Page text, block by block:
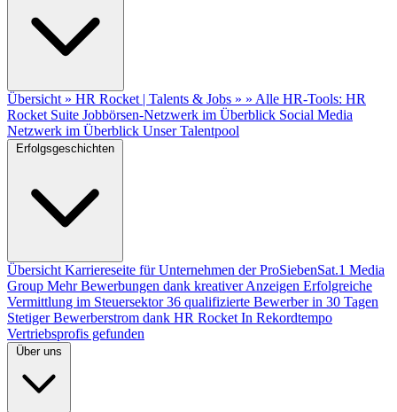
Übersicht » HR Rocket | Talents & Jobs » » Alle HR-Tools: HR
Rocket Suite Jobbörsen-Netzwerk im Überblick Social Media
Netzwerk im Überblick Unser Talentpool
Übersicht Karriereseite für Unternehmen der ProSiebenSat.1 Media
Group Mehr Bewerbungen dank kreativer Anzeigen Erfolgreiche
Vermittlung im Steuersektor36 qualifizierte Bewerber in 30 Tagen
Stetiger Bewerberstrom dank HR Rocket In Rekordtempo
Vertriebsprofis gefunden